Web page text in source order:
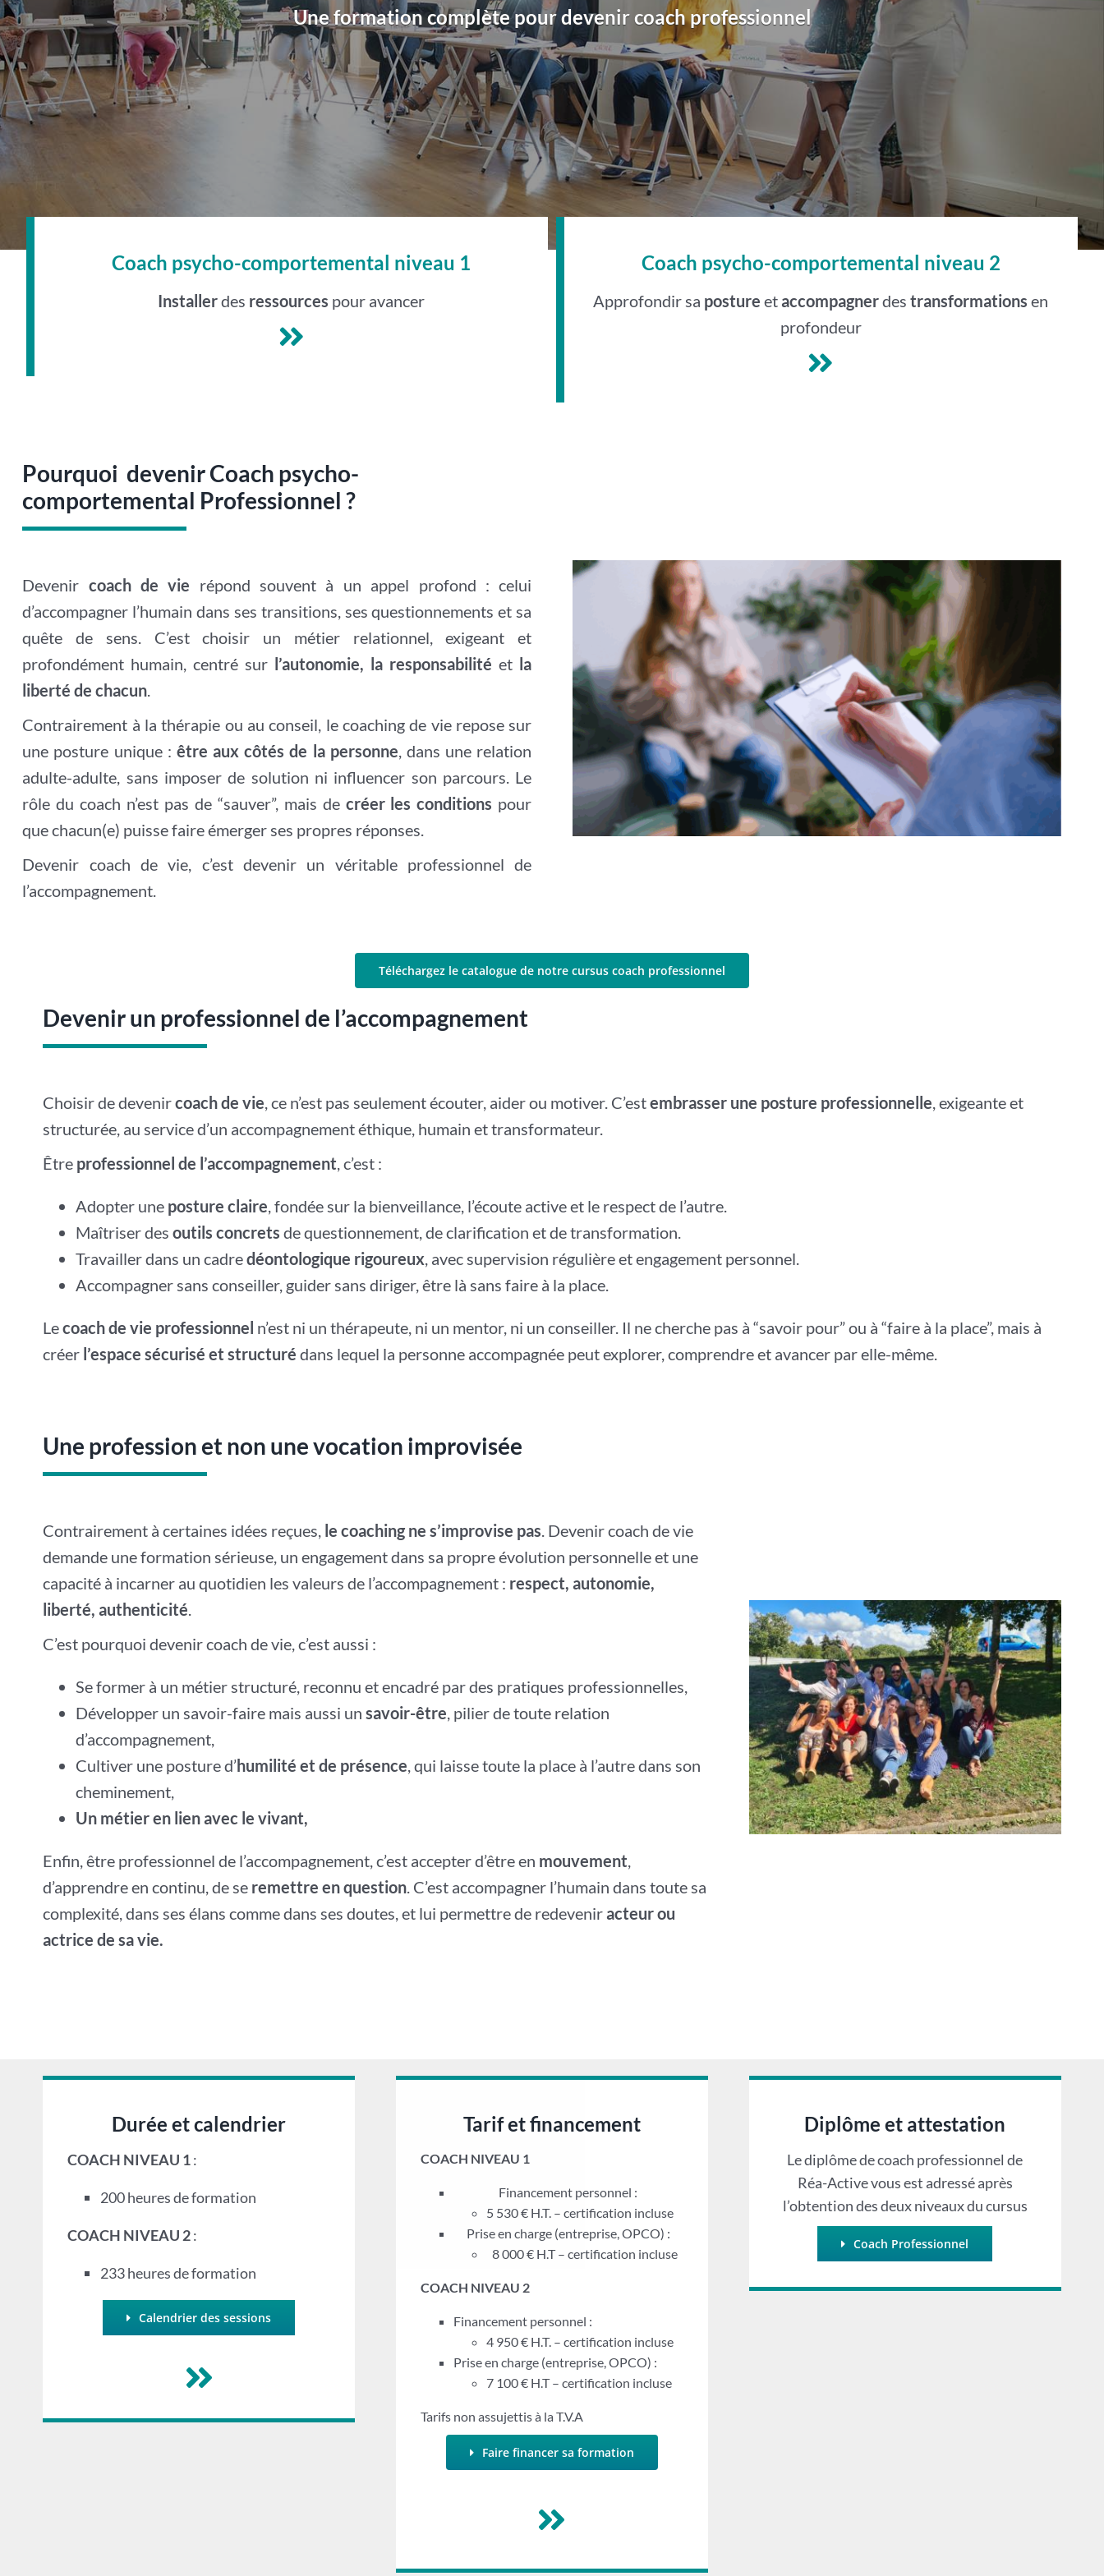
Une formation complète pour devenir coach professionnel
Coach psycho-comportemental niveau 1
Installerdes ressources pour avancer
Coach psycho-comportemental niveau 2
Approfondir sa posture etaccompagnerdestransformations en
profondeur
Pourquoi devenir Coach psycho-
comportemental Professionnel ?
Devenir coach de vie répond souvent à un appel profond : celui
d’accompagner l’humain dans ses transitions, ses questionnements et sa
quête de sens. C’est choisir un métier relationnel, exigeant et
profondément humain, centré sur l’autonomie, la responsabilité et la
liberté de chacun.
Contrairement à la thérapie ou au conseil, le coaching de vie repose sur
une posture unique : être aux côtés de la personne, dans une relation
adulte-adulte, sans imposer de solution ni influencer son parcours. Le
rôle du coach n’est pas de “sauver”, mais de créer les conditions pour
que chacun(e) puisse faire émerger ses propres réponses.
Devenir coach de vie, c’est devenir un véritable professionnel de
l’accompagnement.
Téléchargez le catalogue de notre cursus coach professionnel
Devenir un professionnel de l’accompagnement
Choisir de devenircoach de vie, ce n’est pas seulement écouter, aider ou motiver. C’estembrasser une posture professionnelle, exigeante et
structurée, au service d’un accompagnement éthique, humain et transformateur.
Être professionnel de l’accompagnement, c’est :
Adopter une posture claire, fondée sur la bienveillance, l’écoute active et le respect de l’autre.
Maîtriser des outils concrets de questionnement, de clarification et de transformation.
Travailler dans un cadredéontologique rigoureux, avec supervision régulière et engagement personnel.
Accompagner sans conseiller, guider sans diriger, être là sans faire à la place.
Lecoach de vie professionnel n’est ni un thérapeute, ni un mentor, ni un conseiller. Il ne cherche pas à “savoir pour” ou à “faire à la place”, mais à
créer l’espace sécurisé et structuré dans lequel la personne accompagnée peut explorer, comprendre et avancer par elle-même.
Une profession et non une vocation improvisée
Contrairement à certaines idées reçues, le coaching ne s’improvise pas. Devenir coach de vie
demande une formation sérieuse, un engagement dans sa propre évolution personnelle et une
capacité à incarner au quotidien les valeurs de l’accompagnement : respect, autonomie,
liberté, authenticité.
C’est pourquoi devenir coach de vie, c’est aussi :
Se former à un métier structuré, reconnu et encadré par des pratiques professionnelles,
Développer un savoir-faire mais aussi un savoir-être, pilier de toute relation
d’accompagnement,
Cultiver une posture d’humilité et de présence, qui laisse toute la place à l’autre dans son
cheminement,
Un métier en lien avec le vivant,
Enfin, être professionnel de l’accompagnement, c’est accepter d’être en mouvement,
d’apprendre en continu, de se remettre en question. C’est accompagner l’humain dans toute sa
complexité, dans ses élans comme dans ses doutes, et lui permettre de redeveniracteur ou
actrice de sa vie.
Durée et calendrier
COACH NIVEAU 1:
200 heures de formation
COACH NIVEAU 2:
233 heures de formation
Calendrier des sessions
Tarif et financement
COACH NIVEAU 1
Financement personnel :
5 530 € H.T. – certification incluse
Prise en charge (entreprise, OPCO) :
8 000 € H.T – certification incluse
COACH NIVEAU 2
Financement personnel :
4 950 € H.T. – certification incluse
Prise en charge (entreprise, OPCO) :
7 100 € H.T – certification incluse
Tarifs non assujettis à la T.V.A
Faire financer sa formation
Diplôme et attestation
Le diplôme de coach professionnel de
Réa-Active vous est adressé après
l’obtention des deux niveaux du cursus
Coach Professionnel